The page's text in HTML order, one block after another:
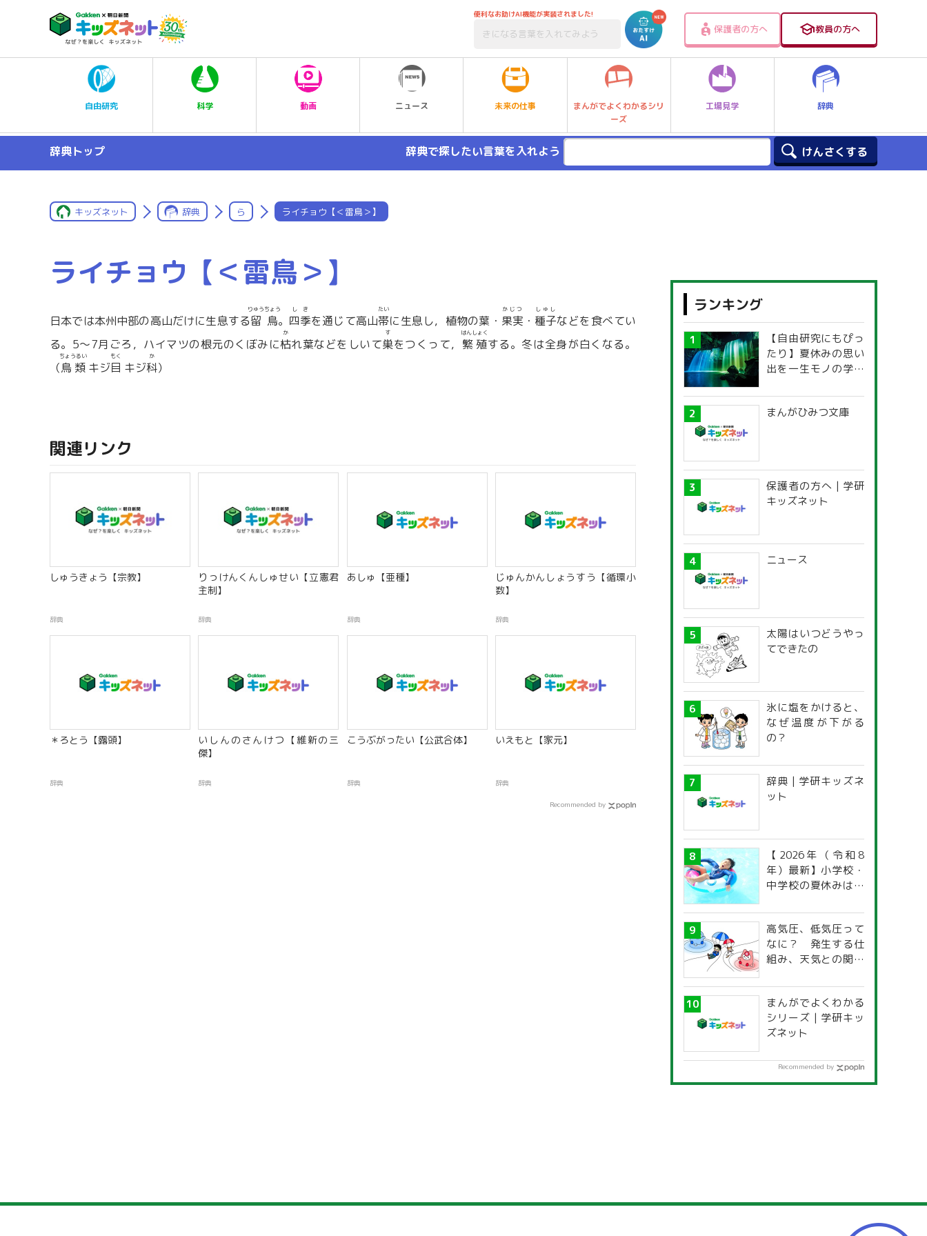
便利なお助けAI機能が実装されました!
保護者の方へ 教員の方へ
自由研究 科学 動画 ニュース 未来の仕事
まんがでよくわかるシリ
ーズ
工場見学 辞典
辞典トップ 辞典で探したい言葉を入れよう
キッズネット 辞典 ら ライチョウ【＜雷鳥＞】
ライチョウ【＜雷鳥＞】
日本では本州中部の高山だけに生息する留鳥
りゅうちょう
。 四季
しき
を通じて高山帯
たい
に生息し，植物の葉・ 果実
かじつ
・ 種子
しゅし
などを食べてい
る。5〜7月ごろ，ハイマツの根元のくぼみに枯
か
れ葉などをしいて巣
す
をつくって， 繁殖
はんしょく
する。冬は全身が白くなる。
（鳥類
ちょうるい
キジ目
もく
キジ科
か
）
関連リンク
しゅうきょう【宗教】
辞典
りっけんくんしゅせい【立憲君
主制】
辞典
あしゅ【亜種】
辞典
じゅんかんしょうすう【循環小
数】
辞典
＊ろとう【露頭】
辞典
いしんのさんけつ【維新の三
傑】
辞典
こうぶがったい【公武合体】
辞典
いえもと【家元】
辞典
Recommended by
ランキング
【自由研究にもぴっ
たり】夏休みの思い
出を一生モノの学び
探究ガイド
まんがひみつ文庫
保護者の方へ | 学研
キッズネット
ニュース
太陽はいつどうやっ
てできたの
氷に塩をかけると、
なぜ温度が下がる
の？
辞典 | 学研キッズネ
ット
【2026年（令和8
年）最新】小学校・
中学校の夏休みはい
道府県別「夏季休暇
一覧」
高気圧、低気圧って
なに？ 発生する仕
組み、天気との関係
まんがでよくわかる
シリーズ | 学研キッ
ズネット
Recommended by